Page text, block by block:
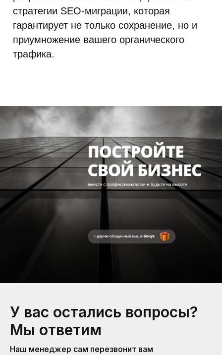
стратегии SEO-миграции, которая
гарантирует не только сохранение, но и
приумножение вашего органического
трафика.
У вас остались вопросы?
Мы ответим
Наш менеджер сам перезвонит вам